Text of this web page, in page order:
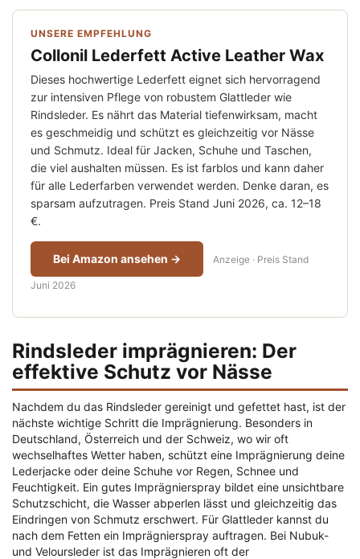
UNSERE EMPFEHLUNG
Collonil Lederfett Active Leather Wax
Dieses hochwertige Lederfett eignet sich hervorragend
zur intensiven Pflege von robustem Glattleder wie
Rindsleder. Es nährt das Material tiefenwirksam, macht
es geschmeidig und schützt es gleichzeitig vor Nässe
und Schmutz. Ideal für Jacken, Schuhe und Taschen,
die viel aushalten müssen. Es ist farblos und kann daher
für alle Lederfarben verwendet werden. Denke daran, es
sparsam aufzutragen. Preis Stand Juni 2026, ca. 12–18
€.
Bei Amazon ansehen → Anzeige · Preis Stand
Juni 2026
Rindsleder imprägnieren: Der
effektive Schutz vor Nässe
Nachdem du das Rindsleder gereinigt und gefettet hast, ist der
nächste wichtige Schritt die Imprägnierung. Besonders in
Deutschland, Österreich und der Schweiz, wo wir oft
wechselhaftes Wetter haben, schützt eine Imprägnierung deine
Lederjacke oder deine Schuhe vor Regen, Schnee und
Feuchtigkeit. Ein gutes Imprägnierspray bildet eine unsichtbare
Schutzschicht, die Wasser abperlen lässt und gleichzeitig das
Eindringen von Schmutz erschwert. Für Glattleder kannst du
nach dem Fetten ein Imprägnierspray auftragen. Bei Nubuk-
und Veloursleder ist das Imprägnieren oft der